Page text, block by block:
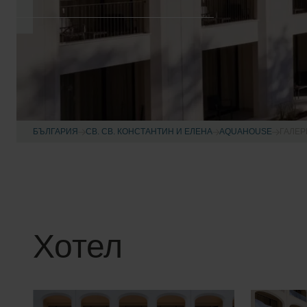
БЪЛГАРИЯ СВ. СВ. КОНСТАНТИН И ЕЛЕНА AQUAHOUSE
Хотел